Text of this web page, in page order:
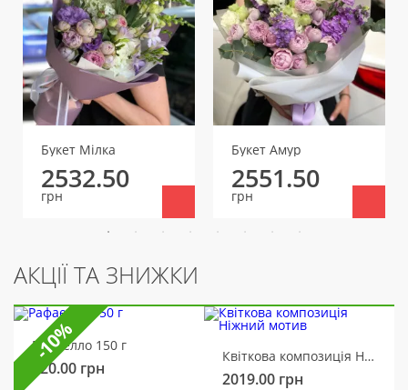
Букет Мілка
2532.50
грн
Букет Амур
2551.50
грн
АКЦІЇ ТА ЗНИЖКИ
Рафаелло 150 г
320.00 грн
Квіткова композиція Ніжний мотив
2019.00 грн
-10%